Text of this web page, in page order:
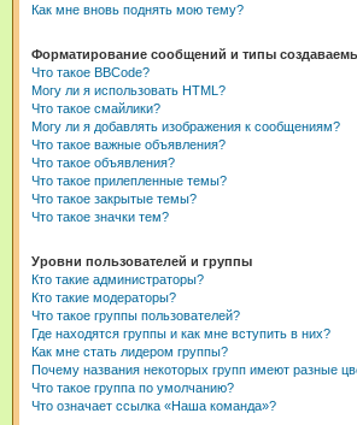
Как мне вновь поднять мою тему?
Форматирование сообщений и типы
Что такое BBCode?
Могу ли я использовать HTML?
Что такое смайлики?
Могу ли я добавлять изображения к сообщениям?
Что такое важные объявления?
Что такое объявления?
Что такое прилепленные темы?
Что такое закрытые темы?
Что такое значки тем?
Уровни пользователей и группы
Кто такие администраторы?
Кто такие модераторы?
Что такое группы пользователей?
Где находятся группы и как мне вступить в них?
Как мне стать лидером группы?
Почему названия некоторых групп имеют разные
Что такое группа по умолчанию?
Что означает ссылка «Наша команда»?